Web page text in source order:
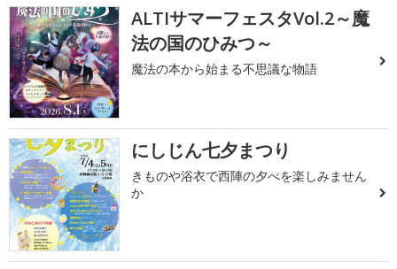
ALTIサマーフェスタVol.2～魔
法の国のひみつ～
魔法の本から始まる不思議な物語
にしじん七夕まつり
きものや浴衣で西陣の夕べを楽しみません
か